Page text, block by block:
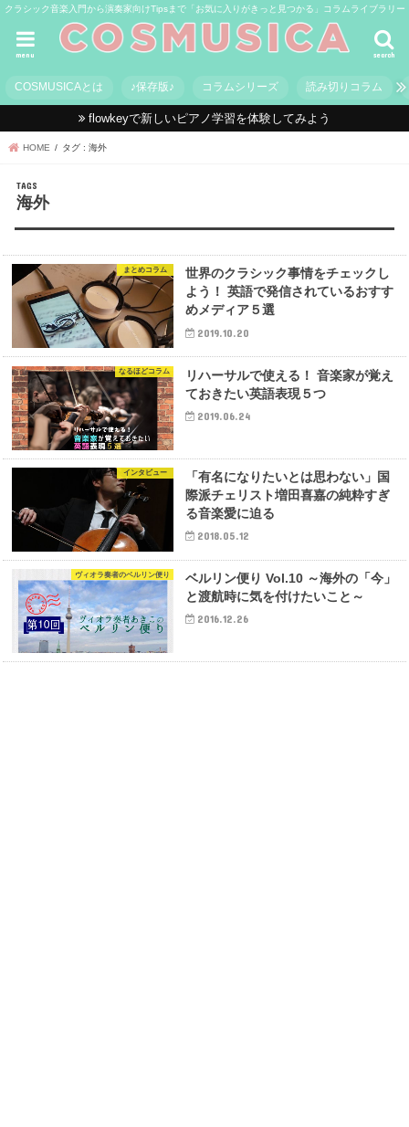
クラシック音楽入門から演奏家向けTipsまで「お気に入りがきっと見つかる」コラムライブラリー
search
menu
COSMUSICAとは ♪保存版♪ コラムシリーズ 読み切りコラム
flowkeyで新しいピアノ学習を体験してみよう
HOME タグ : 海外
海外
まとめコラム
世界のクラシック事情をチェックし
よう！ 英語で発信されているおすす
めメディア５選
2019.10.20
なるほどコラム
リハーサルで使える！ 音楽家が覚え
ておきたい英語表現５つ
2019.06.24
インタビュー
「有名になりたいとは思わない」国
際派チェリスト増田喜嘉の純粋すぎ
る音楽愛に迫る
2018.05.12
ヴィオラ奏者のベルリン便り
ベルリン便り Vol.10 ～海外の「今」
と渡航時に気を付けたいこと～
2016.12.26